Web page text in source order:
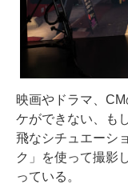
映画やドラマ、
ケができない、も
飛なシチュエーシ
ク」を使って撮影
っている。